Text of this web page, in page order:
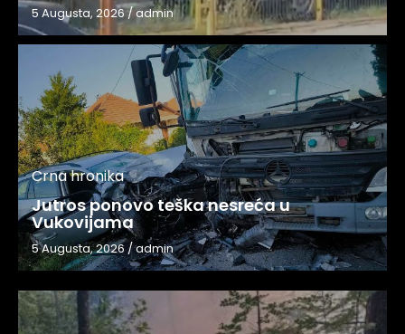
5 Augusta, 2026/admin
Crna hronika
Jutros ponovo teška nesreća u
Vukovijama
5 Augusta, 2026/admin